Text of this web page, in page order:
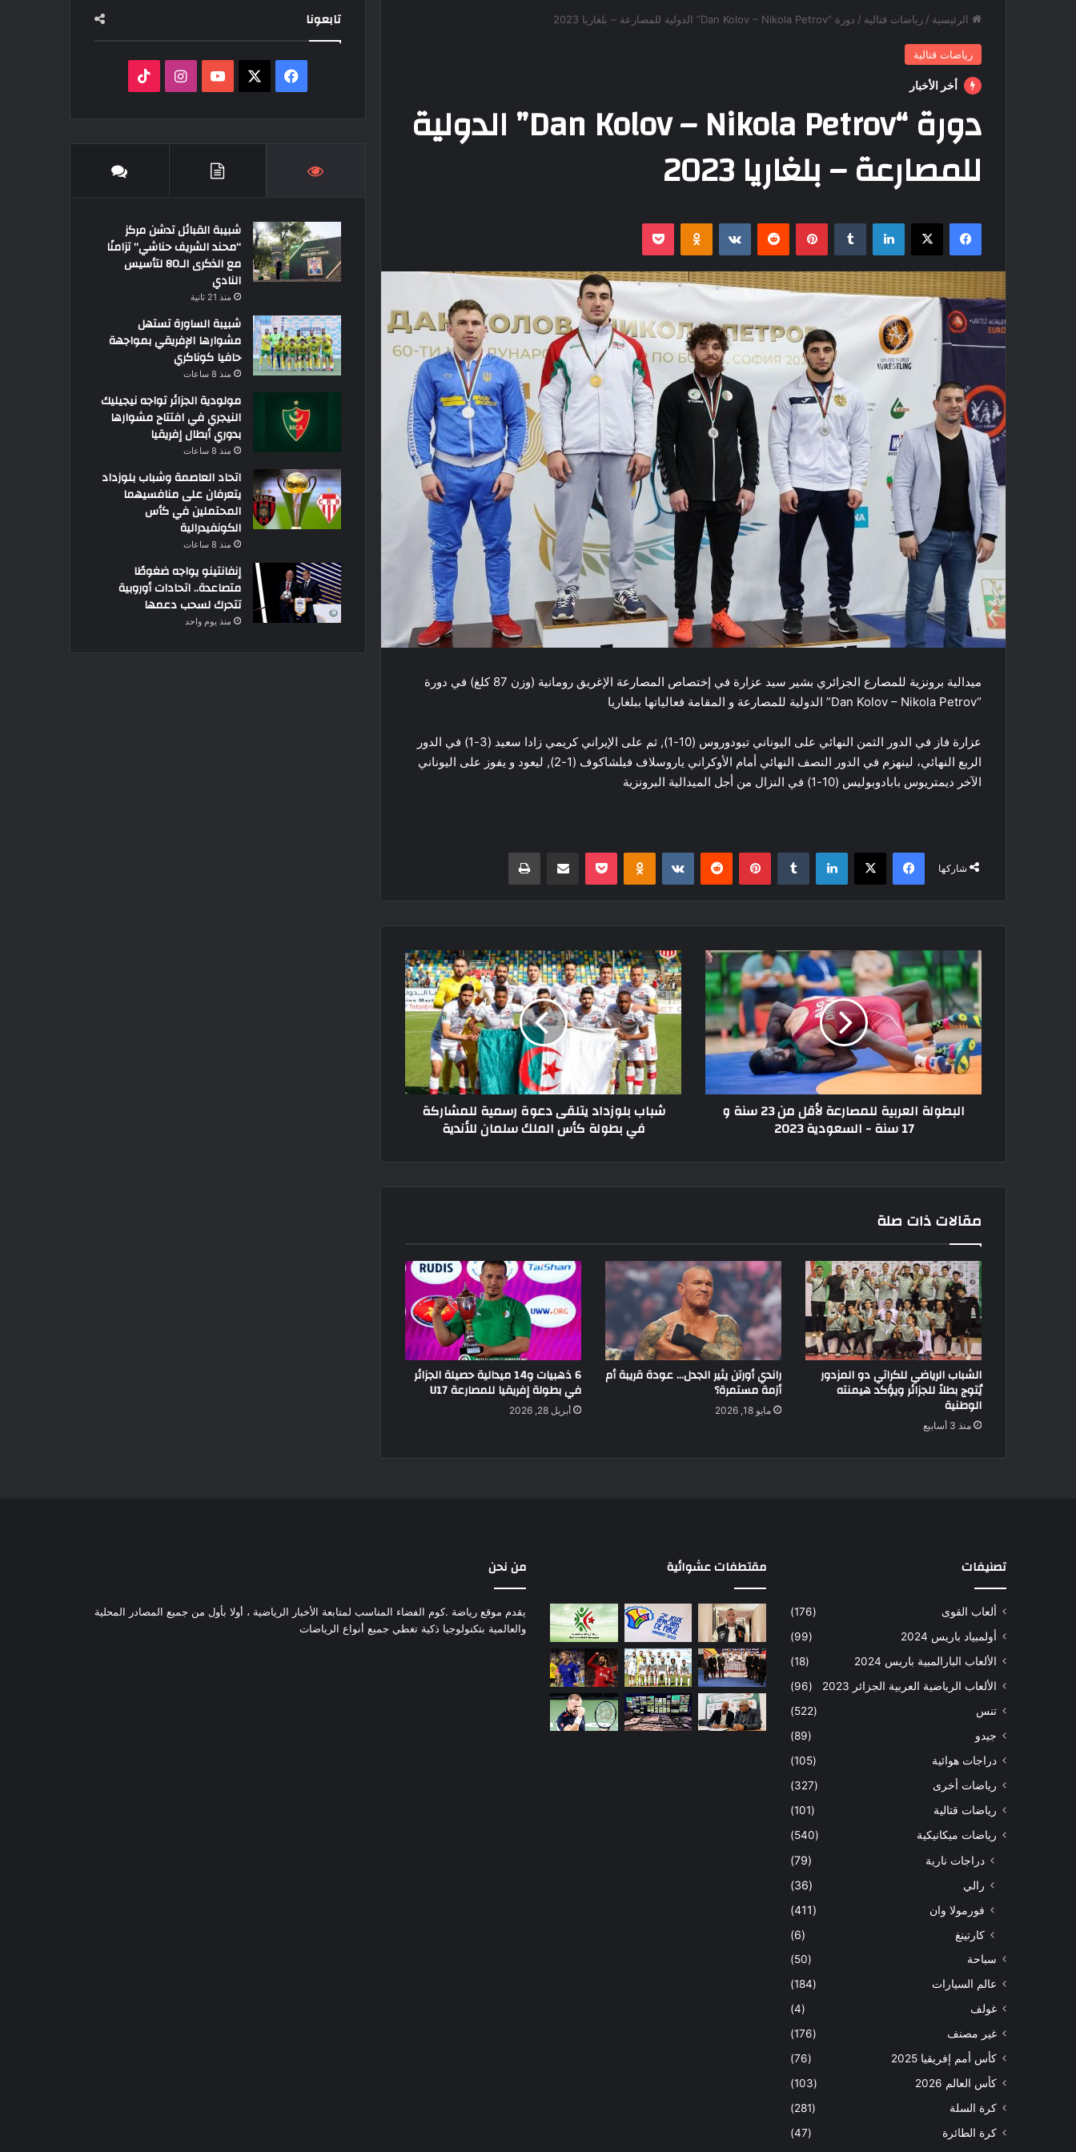
الرئيسية / رياضات قتالية / دورة “Dan Kolov – Nikola Petrov” الدولية للمصارعة – بلغاريا 2023
رياضات قتالية
أخر الأخبار
دورة “Dan Kolov – Nikola Petrov” الدولية
للمصارعة – بلغاريا 2023
فيسبوك ‫X لينكدإن بينتيريست Odnoklassniki
‫Pocket
ميدالية برونزية للمصارع الجزائري بشير سيد عزارة في إختصاص المصارعة الإغريق رومانية (وزن 87 كلغ) في دورة
“Dan Kolov – Nikola Petrov” الدولية للمصارعة و المقامة فعالياتها ببلغاريا
عزارة فاز في الدور الثمن النهائي على اليوناني تيودوروس (10-1), ثم على الإيراني كريمي زادا سعيد (3-1) في الدور
الربع النهائي، لينهزم في الدور النصف النهائي أمام الأوكراني ياروسلاف فيلشاكوف (1-2), ليعود و يفوز على اليوناني
الآخر ديمتريوس بابادوبوليس (10-1) في النزال من أجل الميدالية البرونزية
شاركها
فيسبوك ‫X لينكدإن بينتيريست Odnoklassniki
‫Pocket مشاركة عبر البريد طباعة
البطولة
العربية
للمصارعة
لأقل
من
23
سنة
17
البطولة العربية للمصارعة لأقل من 23 سنة و
17 سنة - السعودية 2023
شباب
بلوزداد
يتلقى
دعوة
رسمية
للمشاركة
بطولة
كأس
الملكشباب بلوزداد يتلقى دعوة رسمية للمشاركة
في بطولة كأس الملك سلمان للأندية
مقالات ذات صلة
الشباب الرياضي للكراتي دو المزدور
يُتوج بطلاً للجزائر ويؤكد هيمنته
الوطنية
منذ 3 أسابيع
راندي أورتن يثير الجدل… عودة قريبة أم
أزمة مستمرة؟
مايو 18, 2026
6 ذهبيات و14 ميدالية حصيلة الجزائر
في بطولة إفريقيا للمصارعة U17
أبريل 28, 2026
تابعونا
فيسبوك ‫YouTubeانستقرام
شبيبة القبائل تدشن مركز
“محند الشريف حناشي” تزامنًا
مع الذكرى الـ80 لتأسيس
النادي
منذ 21 ثانية
شبيبة الساورة تستهل
مشوارها الإفريقي بمواجهة
حافيا كوناكري
منذ 8 ساعات
مولودية الجزائر تواجه نيجيليك
النيجري في افتتاح مشوارها
بدوري أبطال إفريقيا
منذ 8 ساعات
اتحاد العاصمة وشباب بلوزداد
يتعرفان على منافسيهما
المحتملين في كأس
الكونفيدرالية
منذ 8 ساعات
إنفانتينو يواجه ضغوطًا
متصاعدة.. اتحادات أوروبية
تتحرك لسحب دعمها
منذ يوم واحد
تصنيفات
ألعاب القوى
(176)
أولمبياد باريس 2024
(99)
الألعاب البارالمبية باريس 2024
(18)
الألعاب الرياضية العربية الجزائر 2023
(96)
تنس
(522)
جيدو
(89)
دراجات هوائية
(105)
رياضات أخرى
(327)
رياضات قتالية
(101)
رياضات ميكانيكية
(540)
دراجات نارية
(79)
رالي
(36)
فورمولا وان
(411)
كارتينغ
(6)
سباحة
(50)
عالم السيارات
(184)
غولف
(4)
غير مصنف
(176)
كأس أمم إفريقيا 2025
(76)
كأس العالم 2026
(103)
كرة السلة
(281)
كرة الطائرة
(47)
مقتطفات عشوائية من نحن
يقدم موقع رياضة .كوم الفضاء المناسب لمتابعة الأخبار الرياضية ، أولا بأول من جميع المصادر المحلية
والعالمية بتكنولوجيا ذكية تغطي جميع أنواع الرياضات